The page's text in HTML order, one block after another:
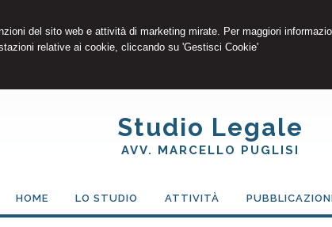
del sito web e attività di marketing mirate. Per maggiori
relative ai cookie, cliccando su 'Gestisci Cookie'
Studio Legale
AVV. MARCELLO PUGLISI
HOME LO STUDIO ATTIVITÀ